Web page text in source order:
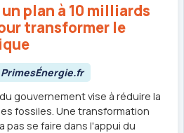
plan à 10 milliards
transformer le
gouvernement vise à réduire la
fossiles. Une transformation
pas se faire dans l'appui du